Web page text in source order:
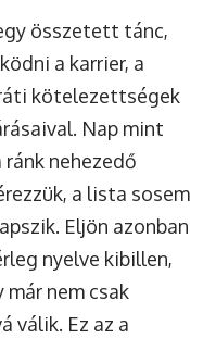
összetett tánc,
a karrier, a
kötelezettségek
Nap mint
nehezedő
a lista sosem
Eljön azonban
nyelve kibillen,
már nem csak
válik. Ez az a